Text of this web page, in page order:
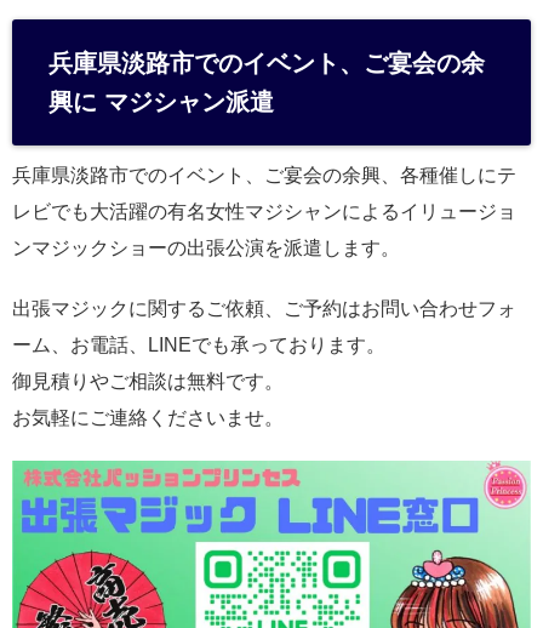
兵庫県淡路市でのイベント、ご宴会の余
興に マジシャン派遣
兵庫県淡路市でのイベント、ご宴会の余興、各種催しにテ
レビでも大活躍の有名女性マジシャンによるイリュージョ
ンマジックショーの出張公演を派遣します。
出張マジックに関するご依頼、ご予約はお問い合わせフォ
ーム、お電話、LINEでも承っております。
御見積りやご相談は無料です。
お気軽にご連絡くださいませ。